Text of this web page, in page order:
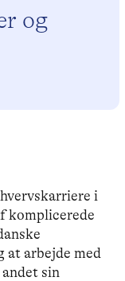
og
i
komplicerede
at arbejde med
sin